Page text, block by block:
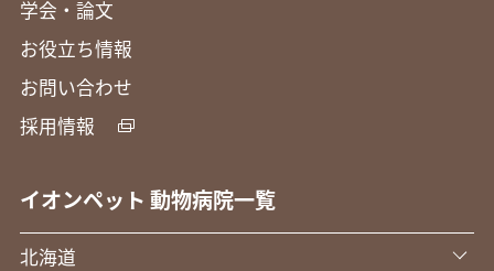
学会・論文
お役立ち情報
お問い合わせ
採用情報
イオンペット 動物病院一覧
北海道